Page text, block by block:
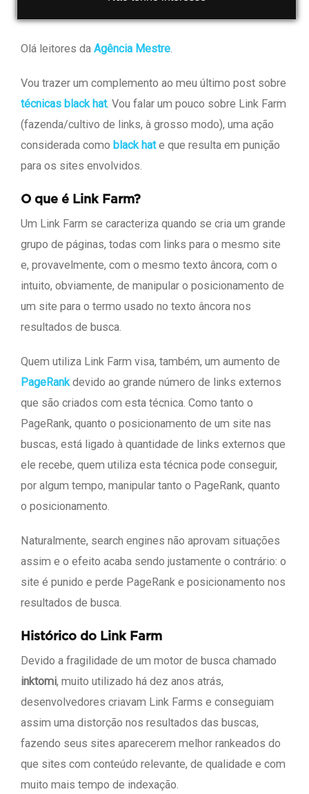
Olá leitores da Agência Mestre.
Vou trazer um complemento ao meu último post sobre
técnicas black hat. Vou falar um pouco sobre Link Farm
(fazenda/cultivo de links, à grosso modo), uma ação
considerada como black hate que resulta em punição
para os sites envolvidos.
O que é Link Farm?
Um Link Farm se caracteriza quando se cria um grande
grupo de páginas, todas com links para o mesmo site
e, provavelmente, com o mesmo texto âncora, com o
intuito, obviamente, de manipular o posicionamento de
um site para o termo usado no texto âncora nos
resultados de busca.
Quem utiliza Link Farm visa, também, um aumento de
PageRankdevido ao grande número de links externos
que são criados com esta técnica. Como tanto o
PageRank, quanto o posicionamento de um site nas
buscas, está ligado à quantidade de links externos que
ele recebe, quem utiliza esta técnica pode conseguir,
por algum tempo, manipular tanto o PageRank, quanto
o posicionamento.
Naturalmente, search engines não aprovam situações
assim e o efeito acaba sendo justamente o contrário: o
site é punido e perde PageRank e posicionamento nos
resultados de busca.
Histórico do Link Farm
Devido a fragilidade de um motor de busca chamado
inktomi, muito utilizado há dez anos atrás,
desenvolvedores criavam Link Farms e conseguiam
assim uma distorção nos resultados das buscas,
fazendo seus sites aparecerem melhor rankeados do
que sites com conteúdo relevante, de qualidade e com
muito mais tempo de indexação.